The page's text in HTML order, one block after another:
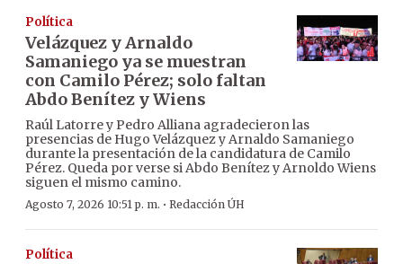
Política
Velázquez y Arnaldo
Samaniego ya se muestran
con Camilo Pérez; solo faltan
Abdo Benítez y Wiens
Raúl Latorre y Pedro Alliana agradecieron las
presencias de Hugo Velázquez y Arnaldo Samaniego
durante la presentación de la candidatura de Camilo
Pérez. Queda por verse si Abdo Benítez y Arnoldo Wiens
siguen el mismo camino.
Agosto 7, 2026 10:51 p. m. · Redacción ÚH
Política